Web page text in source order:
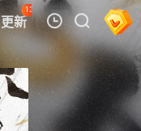
更新
138
热榜 APP